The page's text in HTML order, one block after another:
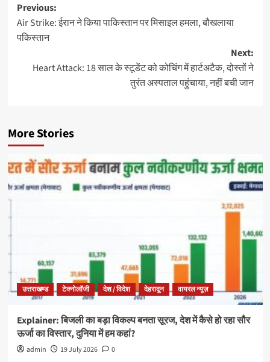
Previous:
Air Strike: ईरान ने किया पाकिस्तान पर मिसाइल हमला, बौखलाया
पकिस्तान
Next:
Heart Attack: 18 साल के स्टूडेंट को कोचिंग में हार्टअटैक, दोस्तों ने
तुरंत अस्पताल पहुंचाया, नहीं बची जान
More Stories
उत्तराखण्ड टेक्नोलॉजी देश / विदेश देहरादून वायरल न्यूज़
Explainer: बिजली का बड़ा विकल्प बनता सूरज, देश में कैसे हो रहा सौर
ऊर्जा का विस्तार, दुनिया में हम कहां?
admin 19 July 2026 0